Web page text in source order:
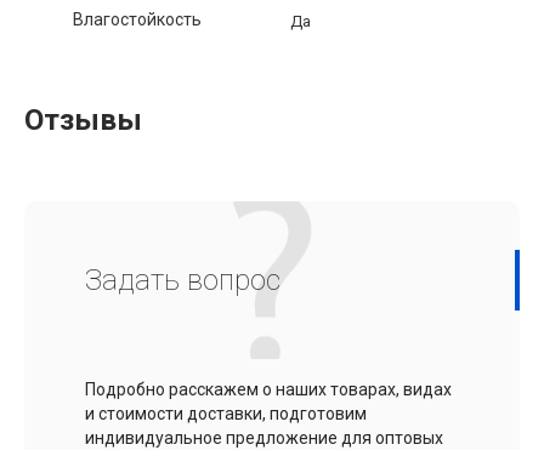
Влагостойкость Да
Отзывы
Задать вопрос
Подробно расскажем о наших товарах, видах
и стоимости доставки, подготовим
индивидуальное предложение для оптовых